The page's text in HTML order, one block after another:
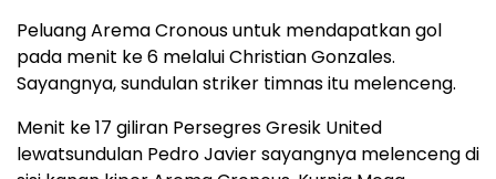
Peluang Arema Cronous untuk mendapatkan gol
pada menit ke 6 melalui Christian Gonzales.
Sayangnya, sundulan striker timnas itu melenceng.
Menit ke 17 giliran Persegres Gresik United
lewatsundulan Pedro Javier sayangnya melenceng di